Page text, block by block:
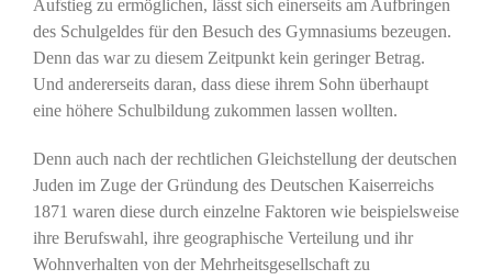
Aufstieg zu ermöglichen, lässt sich einerseits am Aufbringen
des Schulgeldes für den Besuch des Gymnasiums bezeugen.
Denn das war zu diesem Zeitpunkt kein geringer Betrag.
Und andererseits daran, dass diese ihrem Sohn überhaupt
eine höhere Schulbildung zukommen lassen wollten.
Denn auch nach der rechtlichen Gleichstellung der deutschen
Juden im Zuge der Gründung des Deutschen Kaiserreichs
1871 waren diese durch einzelne Faktoren wie beispielsweise
ihre Berufswahl, ihre geographische Verteilung und ihr
Wohnverhalten von der Mehrheitsgesellschaft zu